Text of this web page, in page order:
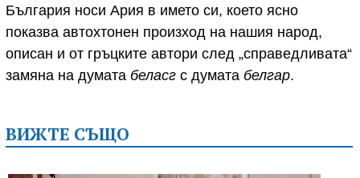
България носи Ария в името си, което ясно
показва автохтонен произход на нашия народ,
описан и от гръцките автори след „справедливата“
замяна на думата беласг с думата белгар.
ВИЖТЕ СЪЩО